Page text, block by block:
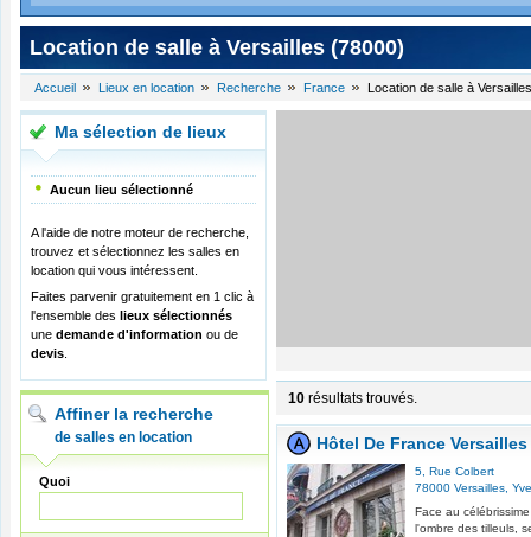
Location de salle à Versailles (78000)
Accueil Lieux en location Recherche France Location de salle à
Ma sélection de lieux
Aucun lieu sélectionné
A l'aide de notre moteur de recherche,
trouvez et sélectionnez les salles en
location qui vous intéressent.
Faites parvenir gratuitement en 1 clic à
l'ensemble des lieux sélectionnés
une demande d'information ou de
devis
Affiner la recherche
de salles en location
Quoi
10 résultats trouvés.
Hôtel De France Versailles
5, Rue Colbert
78000 Versailles
Face au
l'ombre des tilleuls,